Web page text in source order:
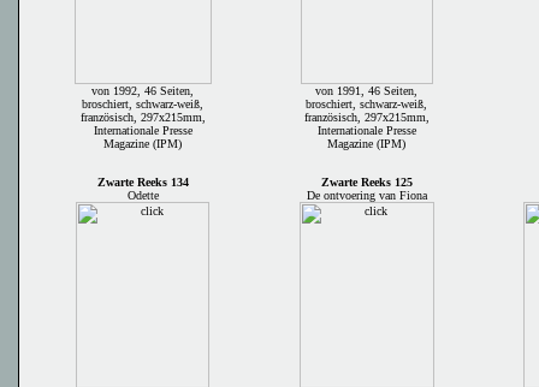
von 1992, 46 Seiten,
broschiert, schwarz-weiß,
französisch, 297x215mm,
Internationale Presse
Magazine (IPM)
von 1991, 46 Seiten,
broschiert, schwarz-weiß,
französisch, 297x215mm,
Internationale Presse
Magazine (IPM)
Zwarte Reeks 134
Odette
Zwarte Reeks 125
De ontvoering van Fiona